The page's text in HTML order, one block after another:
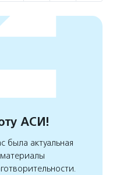
АСИ!
была актуальная